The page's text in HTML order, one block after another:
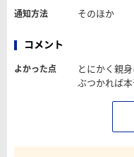
通知方法 そのほか
コメント
よかった点
とにかく親
ぶつかれば